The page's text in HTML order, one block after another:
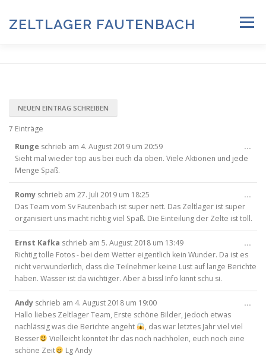
springen
ZELTLAGER FAUTENBACH Menü
HISTORIE & FOTOARCHIV
ANMELDUNG & DOWNLOADS DATENSCHUTZ
IMPRESSUM
7 Einträge
Runge schrieb am 4. August 2019 um 20:59
Sieht mal wieder top aus bei euch da oben. Viele Aktionen und jede
Menge Spaß.
...
Romy schrieb am 27. Juli 2019 um 18:25
Das Team vom Sv Fautenbach ist super nett. Das Zeltlager ist super
organisiert uns macht richtig viel Spaß. Die Einteilung der Zelte ist toll.
...
Ernst Kafka schrieb am 5. August 2018 um 13:49
Richtig tolle Fotos - bei dem Wetter eigentlich kein Wunder. Da ist es
nicht verwunderlich, dass die Teilnehmer keine Lust auf lange Berichte
haben. Wasser ist da wichtiger. Aber ä bissl Info kinnt schu si.
...
Andy schrieb am 4. August 2018 um 19:00
Hallo liebes Zeltlager Team, Erste schöne Bilder, jedoch etwas
nachlässig was die Berichte angeht
, das war letztes Jahr viel viel
Besser
Vielleicht könntet Ihr das noch nachholen, euch noch eine
schöne Zeit
Lg Andy
...